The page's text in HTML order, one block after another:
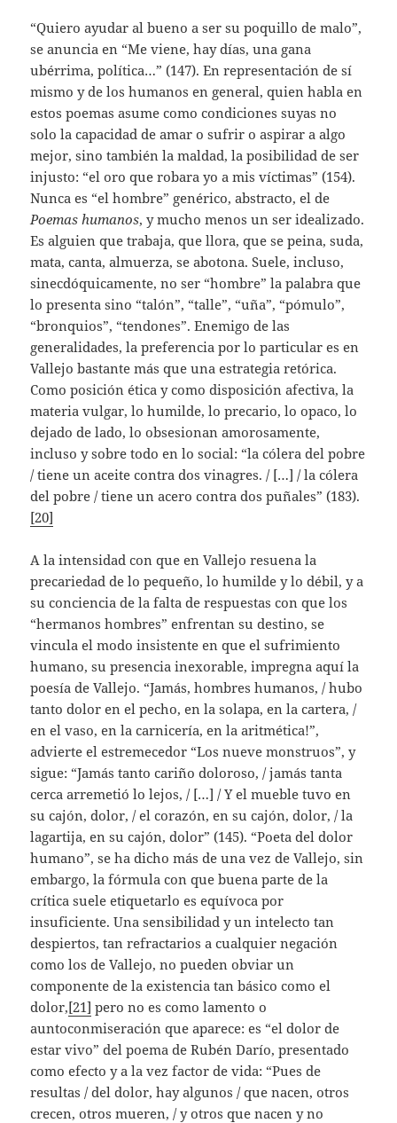
“Quiero ayudar al bueno a ser su poquillo de malo”,
se anuncia en “Me viene, hay días, una gana
ubérrima, política…” (147). En representación de sí
mismo y de los humanos en general, quien habla en
estos poemas asume como condiciones suyas no
solo la capacidad de amar o sufrir o aspirar a algo
mejor, sino también la maldad, la posibilidad de ser
injusto: “el oro que robara yo a mis víctimas” (154).
Nunca es “el hombre” genérico, abstracto, el de
Poemas humanos, y mucho menos un ser idealizado.
Es alguien que trabaja, que llora, que se peina, suda,
mata, canta, almuerza, se abotona. Suele, incluso,
sinecdóquicamente, no ser “hombre” la palabra que
lo presenta sino “talón”, “talle”, “uña”, “pómulo”,
“bronquios”, “tendones”. Enemigo de las
generalidades, la preferencia por lo particular es en
Vallejo bastante más que una estrategia retórica.
Como posición ética y como disposición afectiva, la
materia vulgar, lo humilde, lo precario, lo opaco, lo
dejado de lado, lo obsesionan amorosamente,
incluso y sobre todo en lo social: “la cólera del pobre
/ tiene un aceite contra dos vinagres. / […] / la cólera
del pobre / tiene un acero contra dos puñales” (183).
[20]
A la intensidad con que en Vallejo resuena la
precariedad de lo pequeño, lo humilde y lo débil, y a
su conciencia de la falta de respuestas con que los
“hermanos hombres” enfrentan su destino, se
vincula el modo insistente en que el sufrimiento
humano, su presencia inexorable, impregna aquí la
poesía de Vallejo. “Jamás, hombres humanos, / hubo
tanto dolor en el pecho, en la solapa, en la cartera, /
en el vaso, en la carnicería, en la aritmética!”,
advierte el estremecedor “Los nueve monstruos”, y
sigue: “Jamás tanto cariño doloroso, / jamás tanta
cerca arremetió lo lejos, / […] / Y el mueble tuvo en
su cajón, dolor, / el corazón, en su cajón, dolor, / la
lagartija, en su cajón, dolor” (145). “Poeta del dolor
humano”, se ha dicho más de una vez de Vallejo, sin
embargo, la fórmula con que buena parte de la
crítica suele etiquetarlo es equívoca por
insuficiente. Una sensibilidad y un intelecto tan
despiertos, tan refractarios a cualquier negación
como los de Vallejo, no pueden obviar un
componente de la existencia tan básico como el
dolor,[21] pero no es como lamento o
auntoconmiseración que aparece: es “el dolor de
estar vivo” del poema de Rubén Darío, presentado
como efecto y a la vez factor de vida: “Pues de
resultas / del dolor, hay algunos / que nacen, otros
crecen, otros mueren, / y otros que nacen y no